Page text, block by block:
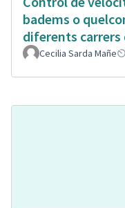
badems o
diferents carrers
Cecilia Sarda Mañe